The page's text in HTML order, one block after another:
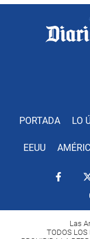
PORTADA LO
EEUU
Las
TODOS LOS